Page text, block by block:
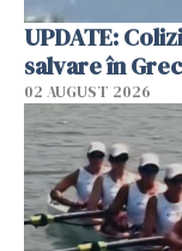
UPDATE:
salvare în
02 AUGUST 2026